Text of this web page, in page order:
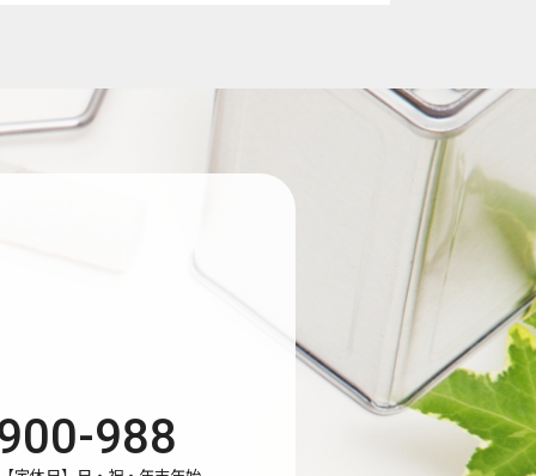
のため、Googleアナリティクスを使用
お客様のIPアドレスなどの情報を収集
客様にご承諾いただいたものとみなし
988